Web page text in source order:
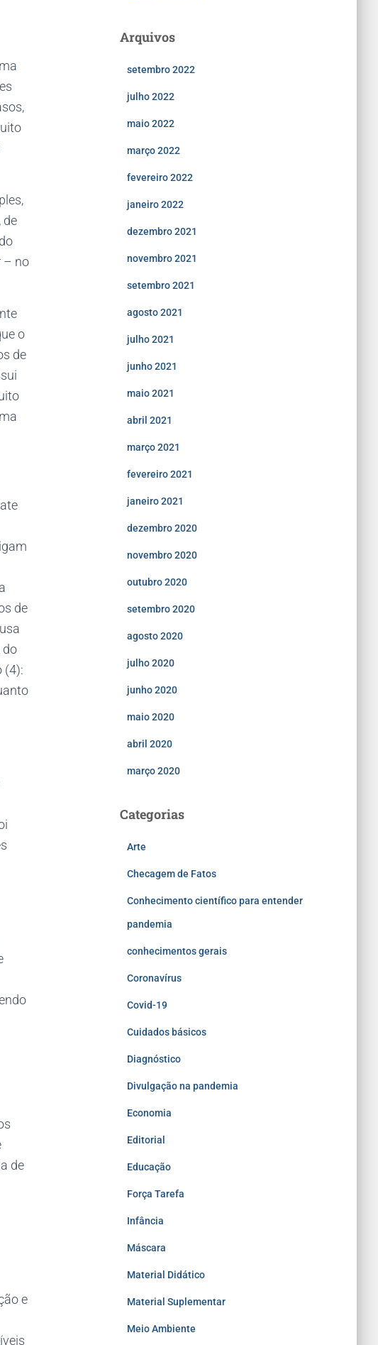
de
– no
o
de
de
do
(4):
de
e
Arquivos
setembro 2022
julho 2022
maio 2022
março 2022
fevereiro 2022
janeiro 2022
dezembro 2021
novembro 2021
setembro 2021
agosto 2021
julho 2021
junho 2021
maio 2021
abril 2021
março 2021
fevereiro 2021
janeiro 2021
dezembro 2020
novembro 2020
outubro 2020
setembro 2020
agosto 2020
julho 2020
junho 2020
maio 2020
abril 2020
março 2020
Categorias
Arte
Checagem de Fatos
Conhecimento científico para entender
pandemia
conhecimentos gerais
Coronavírus
Covid-19
Cuidados básicos
Diagnóstico
Divulgação na pandemia
Economia
Editorial
Educação
Força Tarefa
Infância
Máscara
Material Didático
Material Suplementar
Meio Ambiente